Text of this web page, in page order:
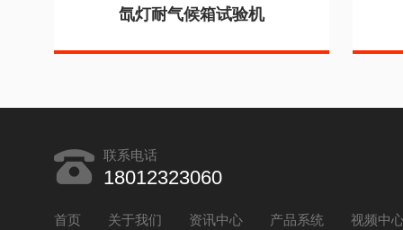
氙灯耐气候箱试验机
联系电话
18012323060
首页 关于我们 资讯中心 产品系统 视频中